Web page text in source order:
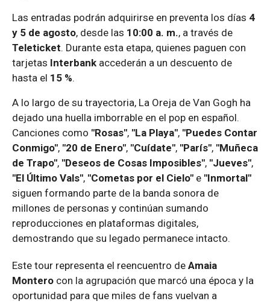
Las entradas podrán adquirirse en preventa los días 4
y 5 de agosto, desde las 10:00 a. m., a través de
Teleticket. Durante esta etapa, quienes paguen con
tarjetas Interbank accederán a un descuento de
hasta el 15 %.
A lo largo de su trayectoria, La Oreja de Van Gogh ha
dejado una huella imborrable en el pop en español.
Canciones como "Rosas", "La Playa", "Puedes Contar
Conmigo", "20 de Enero", "Cuídate", "París", "Muñeca
de Trapo", "Deseos de Cosas Imposibles", "Jueves",
"El Último Vals", "Cometas por el Cielo" e "Inmortal"
siguen formando parte de la banda sonora de
millones de personas y continúan sumando
reproducciones en plataformas digitales,
demostrando que su legado permanece intacto.
Este tour representa el reencuentro de Amaia
Montero con la agrupación que marcó una época y la
oportunidad para que miles de fans vuelvan a